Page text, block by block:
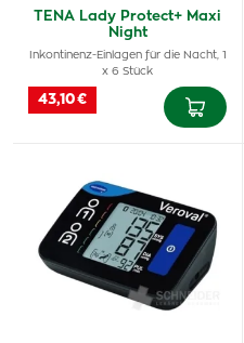
TENA Lady Protect+ Maxi
Night
Inkontinenz-Einlagen für die Nacht, 1
x 6 Stück
43,10 €